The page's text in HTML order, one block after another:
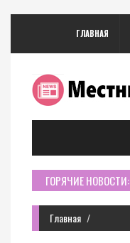
ГЛАВНАЯ
ГОРЯЧИЕ НОВОСТИ:
Главная